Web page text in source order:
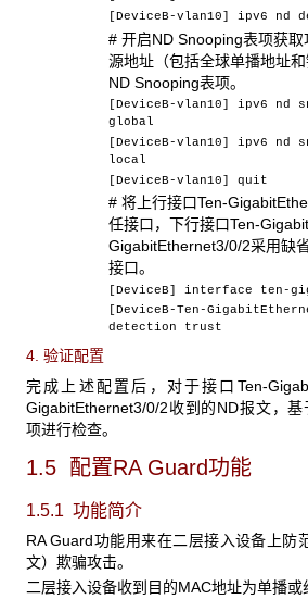
[DeviceB-vlan10] ipv6 nd
# 开启ND Snooping表项获
源地址（包括全球单播地址
ND Snooping表项。
[DeviceB-vlan10] ipv6 nd
global
[DeviceB-vlan10] ipv6 nd
local
[DeviceB-vlan10] quit
# 将上行接口Ten-
任接口，下行接口Ten-
GigabitEthernet3/0/2采用缺
接口。
[DeviceB] interface ten-
[DeviceB-Ten-
detection trust
4. 验证配置
完成上述配置后，对于接口Ten-
GigabitEthernet3/0/2收到的ND报文，
项进行检查。
1.5 配置RA Guard功能
1.5.1 功能简介
RA Guard功能用来在二层接入设备上防
文）欺骗攻击。
二层接入设备收到目的MAC地址为单播或